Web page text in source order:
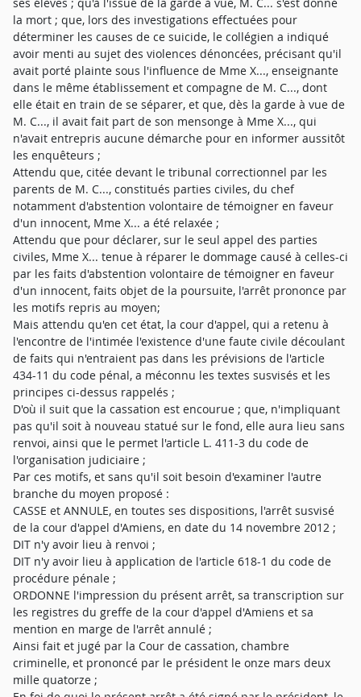
la mort ; que, lors des investigations effectuées pour
déterminer les causes de ce suicide, le collégien a indiqué
avoir menti au sujet des violences dénoncées, précisant qu'il
avait porté plainte sous l'influence de Mme X..., enseignante
dans le même établissement et compagne de M. C..., dont
elle était en train de se séparer, et que, dès la garde à vue de
M. C..., il avait fait part de son mensonge à Mme X..., qui
n'avait entrepris aucune démarche pour en informer aussitôt
les enquêteurs ;
Attendu que, citée devant le tribunal correctionnel par les
parents de M. C..., constitués parties civiles, du chef
notamment d'abstention volontaire de témoigner en faveur
d'un innocent, Mme X... a été relaxée ;
Attendu que pour déclarer, sur le seul appel des parties
civiles, Mme X... tenue à réparer le dommage causé à celles-ci
par les faits d'abstention volontaire de témoigner en faveur
d'un innocent, faits objet de la poursuite, l'arrêt prononce par
les motifs repris au moyen;
Mais attendu qu'en cet état, la cour d'appel, qui a retenu à
l'encontre de l'intimée l'existence d'une faute civile découlant
de faits qui n'entraient pas dans les prévisions de l'article
434-11 du code pénal, a méconnu les textes susvisés et les
principes ci-dessus rappelés ;
D'où il suit que la cassation est encourue ; que, n'impliquant
pas qu'il soit à nouveau statué sur le fond, elle aura lieu sans
renvoi, ainsi que le permet l'article L. 411-3 du code de
l'organisation judiciaire ;
Par ces motifs, et sans qu'il soit besoin d'examiner l'autre
branche du moyen proposé :
CASSE et ANNULE, en toutes ses dispositions, l'arrêt susvisé
de la cour d'appel d'Amiens, en date du 14 novembre 2012 ;
DIT n'y avoir lieu à renvoi ;
DIT n'y avoir lieu à application de l'article 618-1 du code de
procédure pénale ;
ORDONNE l'impression du présent arrêt, sa transcription sur
les registres du greffe de la cour d'appel d'Amiens et sa
mention en marge de l'arrêt annulé ;
Ainsi fait et jugé par la Cour de cassation, chambre
criminelle, et prononcé par le président le onze mars deux
mille quatorze ;